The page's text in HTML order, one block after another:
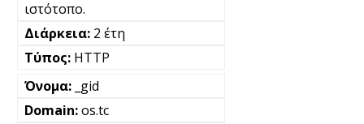
ιστότοπο.
2 έτη
HTTP
_gid
os.tc